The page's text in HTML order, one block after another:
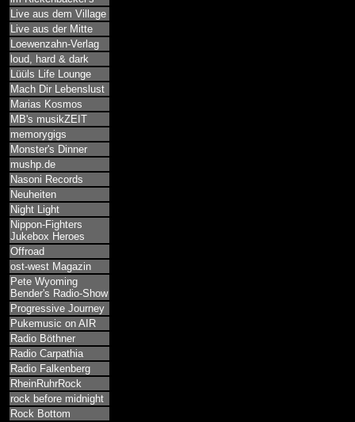
Live aus dem Village
Live aus der Mitte
Loewenzahn-Verlag
loud, hard & dark
Lüüls Life Lounge
Mach Dir Lebenslust
Marias Kosmos
MB's musikZEIT
memorygigs
Monster's Dinner
mushp.de
Nasoni Records
Neuheiten
Night Light
Nippon-Fighters
Jukebox Heroes
Offroad
ost-west Magazin
Pete Wyoming
Bender's Radio-Show
Progressive Journey
Pukemusic on AIR
Radio Böthner
Radio Carpathia
Radio Falkenberg
RheinRuhrRock
rock before midnight
Rock Bottom